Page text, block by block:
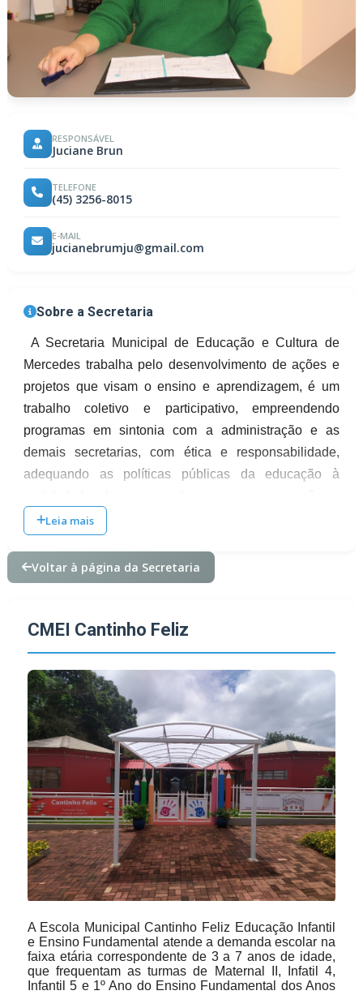
RESPONSÁVEL
Juciane Brun
TELEFONE
(45) 3256-8015
E-MAIL
jucianebrumju@gmail.com
Sobre a Secretaria
A Secretaria Municipal de Educação e Cultura de
Mercedes trabalha pelo desenvolvimento de ações e
projetos que visam o ensino e aprendizagem, é um
trabalho coletivo e participativo, empreendendo
programas em sintonia com a administração e as
demais secretarias, com ética e responsabilidade,
adequando as políticas públicas da educação à
e a promoção do aluno na escola e implementando
políticas de capacitação e valorização do profissional
da educação.
isso em mente, pode-se imaginar a grande
responsabilidade que envolve as tarefas relacionadas
à gestão escolar, ou seja, de uma escola, curso ou
creche. O funcionamento eficaz das escolas é meta
das ações que norteiam o trabalho dos profissionais
vinculados a secretaria de educação e cultura é
incontestável o fato de que só pode haver melhoria da
qualidade de vida nas sociedades se houver foco na
qualidade da educação.
Juciane Brum – Secretária de Educação e Cultura.
Graduada em História pela Unioeste; Pedagogia pela
Uninter; Pós-Graduada em Psicopedagogia Clínica e
Psicomotricidade pela São Braz.
Jaine Dorner – Coordenadora Pedagógica de
Leia mais
Voltar à página da Secretaria
CMEI Cantinho Feliz
A Escola Municipal Cantinho Feliz Educação Infantil
e Ensino Fundamental atende a demanda escolar na
faixa etária correspondente de 3 a 7 anos de idade,
que frequentam as turmas de Maternal II, Infatil 4,
Infantil 5 e 1º Ano do Ensino Fundamental dos Anos